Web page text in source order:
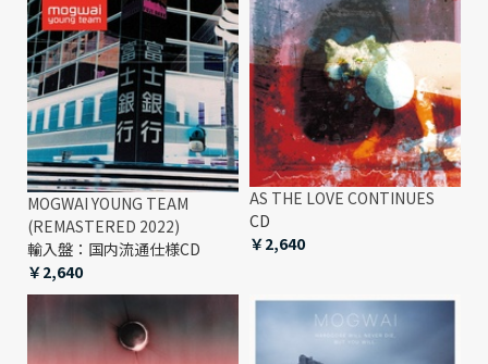
MOGWAI YOUNG TEAM
(REMASTERED 2022)
輸入盤：国内流通仕様CD
￥2,640
AS THE LOVE CONTINUES
CD
￥2,640